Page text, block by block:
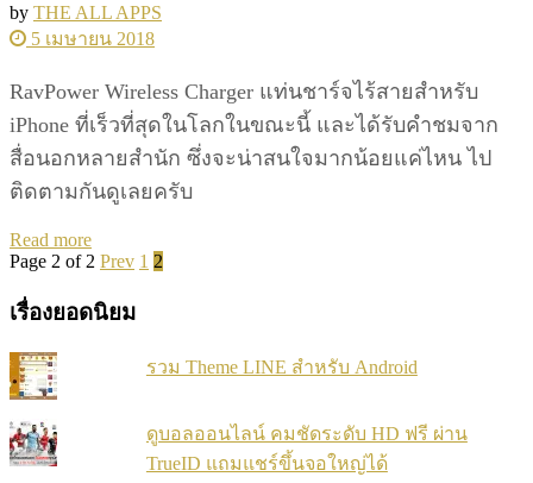
by THE ALL APPS
5 เมษายน 2018
RavPower Wireless Charger แท่นชาร์จไร้สายสำหรับ
iPhone ที่เร็วที่สุดในโลกในขณะนี้ และได้รับคำชมจาก
สื่อนอกหลายสำนัก ซึ่งจะน่าสนใจมากน้อยแค่ไหน ไป
ติดตามกันดูเลยครับ
Read moreDetails
Page 2 of 2 Prev 1 2
เรื่องยอดนิยม
รวม Theme LINE สำหรับ Android
ดูบอลออนไลน์ คมชัดระดับ HD ฟรี ผ่าน
TrueID แถมแชร์ขึ้นจอใหญ่ได้